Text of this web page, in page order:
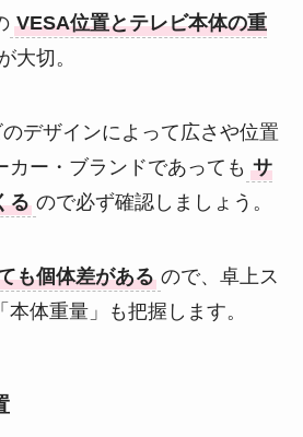
VESA位置とテレビ本体の重
大切。
デザインによって広さや位置
カー・ブランドであっても サ
る ので必ず確認しましょう。
も個体差がある ので、卓上ス
体重量」も把握します。